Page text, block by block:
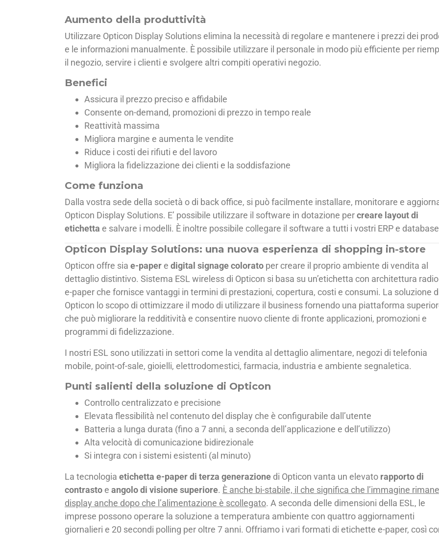
Aumento della produttività
Utilizzare Opticon Display Solutions elimina la necessità di regolare e mantenere i prezzi dei
e le informazioni manualmente. È possibile utilizzare il personale in modo più efficiente per
il negozio, servire i clienti e svolgere altri compiti operativi negozio.
Benefici
Assicura il prezzo preciso e affidabile
Consente on-demand, promozioni di prezzo in tempo reale
Reattività massima
Migliora margine e aumenta le vendite
Riduce i costi dei rifiuti e del lavoro
Migliora la fidelizzazione dei clienti e la soddisfazione
Come funziona
Dalla vostra sede della società o di back office, si può facilmente installare, monitorare e
Opticon Display Solutions. E’ possibile utilizzare il software in dotazione percreare layout di
etichetta e salvare i modelli. È inoltre possibile collegare il software a tutti i vostri ERP e
Opticon Display Solutions: una nuova esperienza di shopping in-store
Opticon offre sia e-paper e digital signage colorato per creare il proprio ambiente di vendita al
dettaglio distintivo. Sistema ESL wireless di Opticon si basa su un’etichetta con architettura
e-paper che fornisce vantaggi in termini di prestazioni, copertura, costi e consumi. La soluzione
Opticon lo scopo di ottimizzare il modo di utilizzare il business fornendo una piattaforma
che può migliorare la redditività e consentire nuovo cliente di fronte applicazioni, promozioni e
programmi di fidelizzazione.
I nostri ESL sono utilizzati in settori come la vendita al dettaglio alimentare, negozi di telefonia
mobile, point-of-sale, gioielli, elettrodomestici, farmacia, industria e ambiente segnaletica.
Punti salienti della soluzione di Opticon
Controllo centralizzato e precisione
Elevata flessibilità nel contenuto del display che è configurabile dall’utente
Batteria a lunga durata (fino a 7 anni, a seconda dell’applicazione e dell’utilizzo)
Alta velocità di comunicazione bidirezionale
Si integra con i sistemi esistenti (al minuto)
La tecnologia etichetta e-paper di terza generazione di Opticon vanta un elevato rapporto di
contrasto e angolo di visione superiore. È anche bi-stabile, il che significa che l’immagine
display anche dopo che l’alimentazione è scollegato. A seconda delle dimensioni della ESL, le
imprese possono operare la soluzione a temperatura ambiente con quattro aggiornamenti
giornalieri e 20 secondi polling per oltre 7 anni. Offriamo i vari formati di etichette e-paper, così